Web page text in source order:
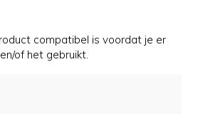
compatibel is voordat je er
of het gebruikt.